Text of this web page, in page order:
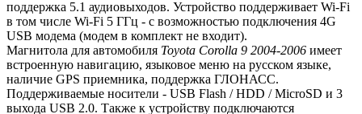
поддержка 5.1 аудиовыходов. Устройство поддерживает Wi-Fi
в том числе Wi-Fi 5 ГГц - с возможностью подключения 4G
USB модема (модем в комплект не входит).
Магнитола для автомобиля Toyota Corolla 9 2004-2006 имеет
встроенную навигацию, языковое меню на русском языке,
наличие GPS приемника, поддержка ГЛОНАСС.
Поддерживаемые носители - USB Flash / HDD / MicroSD и 3
выхода USB 2.0. Также к устройству подключаются